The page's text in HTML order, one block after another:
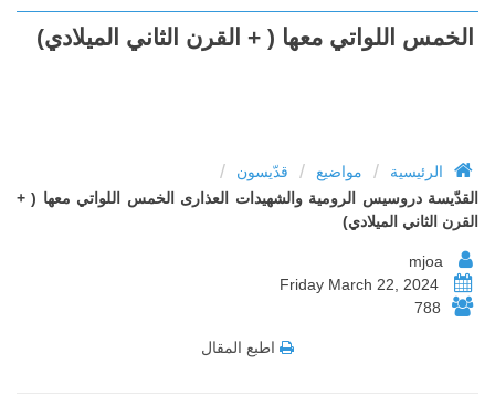
الخمس اللواتي معها ( + القرن الثاني الميلادي)
الرئيسية / مواضيع / قدّيسون /
القدّيسة دروسيس الرومية والشهيدات العذارى الخمس اللواتي معها ( +
القرن الثاني الميلادي)
788
اطبع المقال